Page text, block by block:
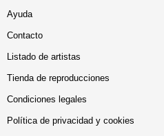
Ayuda
Contacto
Listado de artistas
Tienda de reproducciones
Condiciones legales
Política de privacidad y cookies